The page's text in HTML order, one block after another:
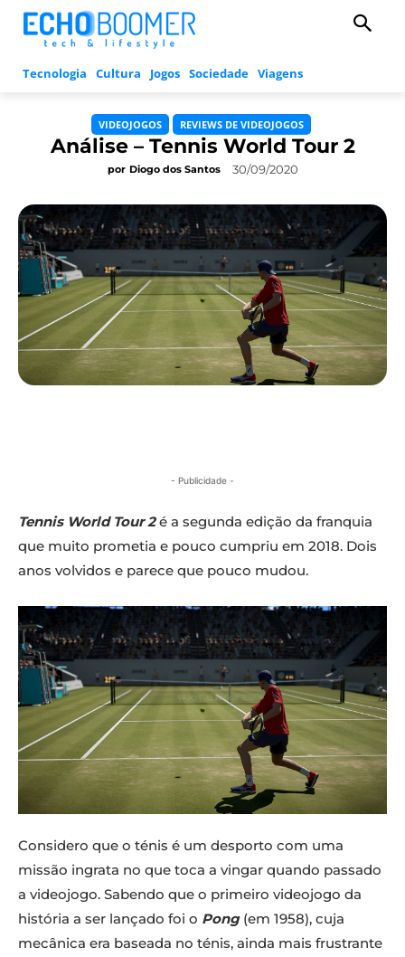
Tecnologia Cultura Jogos Sociedade Viagens
VIDEOJOGOS REVIEWS DE VIDEOJOGOS
Análise – Tennis World Tour 2
por Diogo dos Santos 30/09/2020
- Publicidade -
Tennis World Tour 2é a segunda edição da franquia
que muito prometia e pouco cumpriu em 2018. Dois
anos volvidos e parece que pouco mudou.
Considero que o ténis é um desporto com uma
missão ingrata no que toca a vingar quando passado
a videojogo. Sabendo que o primeiro videojogo da
história a ser lançado foi o Pong(em 1958), cuja
mecânica era baseada no ténis, ainda mais frustrante